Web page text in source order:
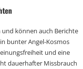
und können auch Berichte
bunter Angel-Kosmos
und eine
dauerhafter Missbrauch